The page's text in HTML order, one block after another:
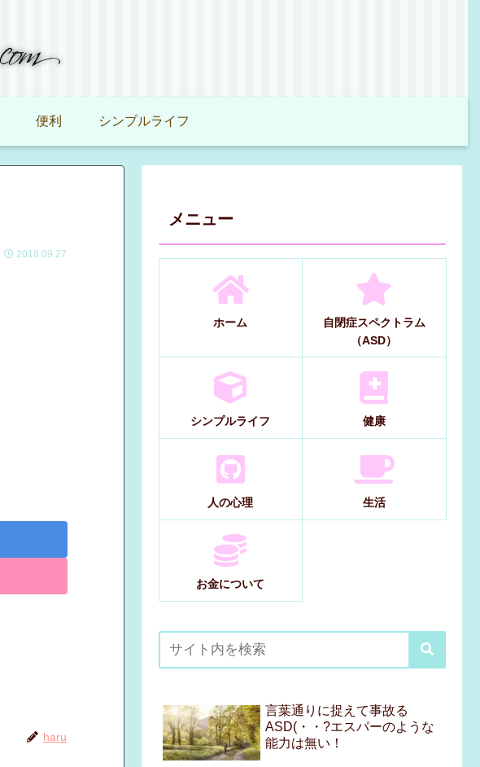
便利 シンプルライフ
2018.09.27
haru
メニュー
ホーム
自閉症スペクトラム
（ASD）
シンプルライフ 健康
人の心理 生活
お金について
言葉通りに捉えて事故る
ASD(・・?エスパーのような
能力は無い！